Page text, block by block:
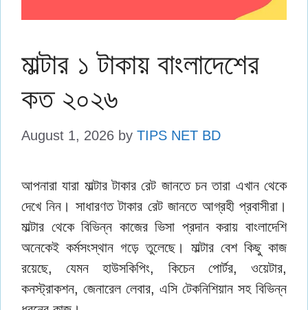
মাল্টার ১ টাকায় বাংলাদেশের
কত ২০২৬
August 1, 2026 by TIPS NET BD
আপনারা যারা মাল্টার টাকার রেট জানতে চন তারা এখান থেকে
দেখে নিন। সাধারণত টাকার রেট জানতে আগ্রহী প্রবাসীরা।
মাল্টার থেকে বিভিন্ন কাজের ভিসা প্রদান করায় বাংলাদেশি
অনেকেই কর্মসংস্থান গড়ে তুলেছে। মাল্টার বেশ কিছু কাজ
রয়েছে, যেমন হাউসকিপিং, কিচেন পোর্টর, ওয়েটার,
কনস্ট্রাকশন, জেনারেল লেবার, এসি টেকনিশিয়ান সহ বিভিন্ন